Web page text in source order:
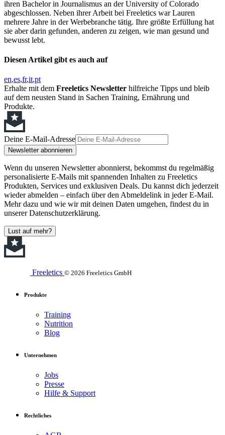
ihren Bachelor in Journalismus an der University of Colorado
abgeschlossen. Neben ihrer Arbeit bei Freeletics war Lauren
mehrere Jahre in der Werbebranche tätig. Ihre größte Erfüllung hat
sie aber darin gefunden, anderen zu zeigen, wie man gesund und
bewusst lebt.
Diesen Artikel gibt es auch auf
en es fr it pt
Erhalte mit dem Freeletics Newsletter hilfreiche Tipps und bleib
auf dem neusten Stand in Sachen Training, Ernährung und
Produkte.
Deine E-Mail-Adresse
Newsletter abonnieren
Wenn du unseren Newsletter abonnierst, bekommst du regelmäßig
personalisierte E-Mails mit spannenden Inhalten zu Freeletics
Produkten, Services und exklusiven Deals. Du kannst dich jederzeit
wieder abmelden – einfach über den Abmeldelink in jeder E-Mail.
Mehr dazu und wie wir mit deinen Daten umgehen, findest du in
unserer Datenschutzerklärung.
Lust auf mehr?
Freeletics © 2026 Freeletics GmbH
Produkte
Training
Nutrition
Blog
Unternehmen
Jobs
Presse
Hilfe & Support
Rechtliches